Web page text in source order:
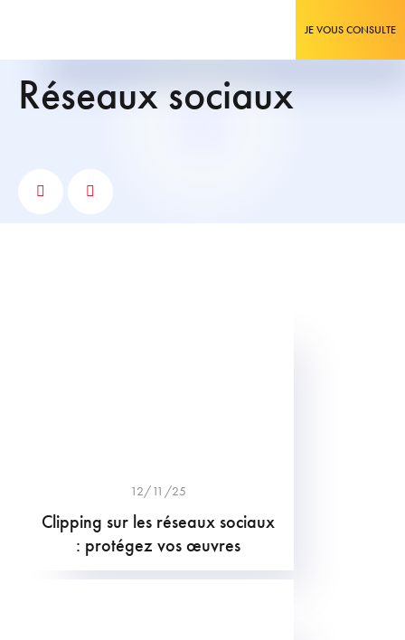
JE VOUS CONSULTE
réseaux sociaux
12/11/25
Clipping sur les réseaux sociaux
: protégez vos œuvres